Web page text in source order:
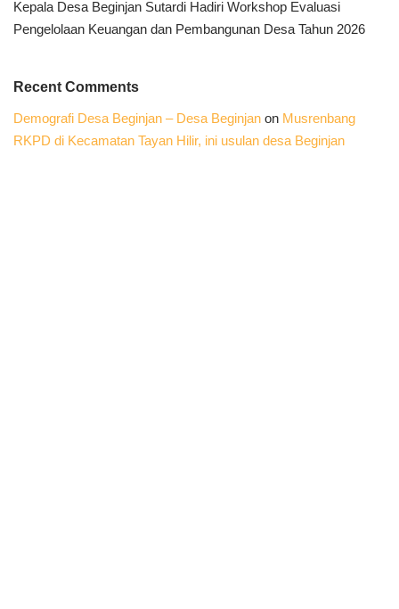
Kepala Desa Beginjan Sutardi Hadiri Workshop Evaluasi
Pengelolaan Keuangan dan Pembangunan Desa Tahun 2026
Recent Comments
Demografi Desa Beginjan – Desa Beginjan on Musrenbang
RKPD di Kecamatan Tayan Hilir, ini usulan desa Beginjan